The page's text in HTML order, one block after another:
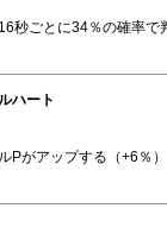
秒ごとに34％の確率で
ハート
Pがアップする（+6％）